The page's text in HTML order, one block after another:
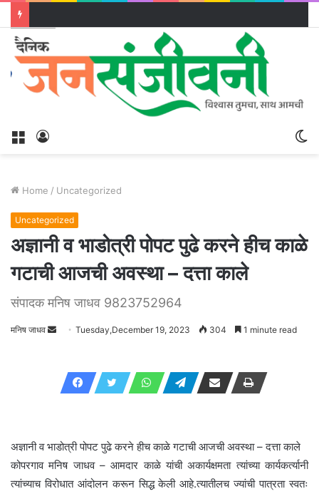
Menu
Home / Uncategorized
Uncategorized
अज्ञानी व भाडोत्री पोपट पुढे करने हीच काळे
गटाची आजची अवस्था – दत्ता काले
संपादक मनिष जाधव 9823752964
मनिष जाधव
SendTuesday,December 19, 2023 304 1 minute read
अज्ञानी व भाडोत्री पोपट पुढे करने हीच काळे गटाची आजची अवस्था – दत्ता काले
कोपरगाव मनिष जाधव – आमदार काळे यांची अकार्यक्षमता त्यांच्या कार्यकर्त्यानी
त्यांच्याच विरोधात आंदोलन करून सिद्ध केली आहे.त्यातीलच ज्यांची पात्रता स्वतः